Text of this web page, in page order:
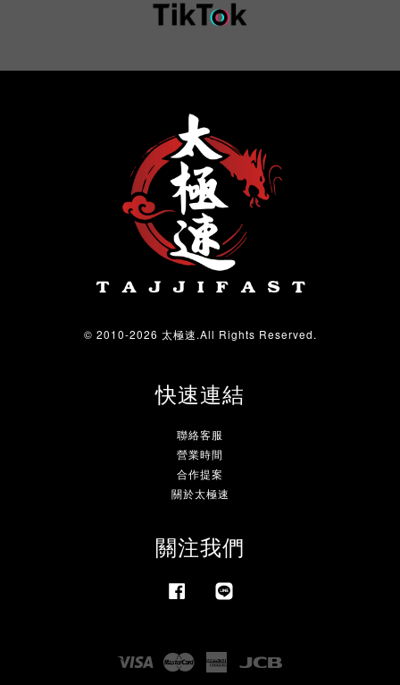
© 2010-2026 太極速.All Rights Reserved.
快速連結
聯絡客服
營業時間
合作提案
關於太極速
關注我們
Facebook
Visa Master
American